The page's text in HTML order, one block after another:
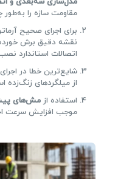
مقاومت سازه را
برای اجرای صحیح
نقشه دقیق برش
اتصالات استاندارد
شایع‌ترین خطا در اجرای
از میلگردهای زنگ‌زده
استفاده از مش‌های
موجب افزایش سرعت